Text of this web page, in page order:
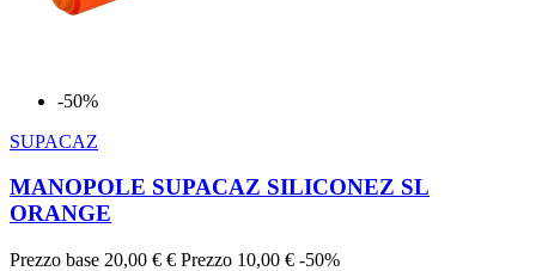
-50%
SUPACAZ
MANOPOLE SUPACAZ SILICONEZ SL
ORANGE
Prezzo base 20,00 € € Prezzo 10,00 € -50%